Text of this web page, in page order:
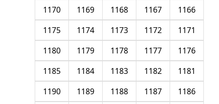
1166
1167
1168
1169
1170
1171
1172
1173
1174
1175
1176
1177
1178
1179
1180
1181
1182
1183
1184
1185
1186
1187
1188
1189
1190